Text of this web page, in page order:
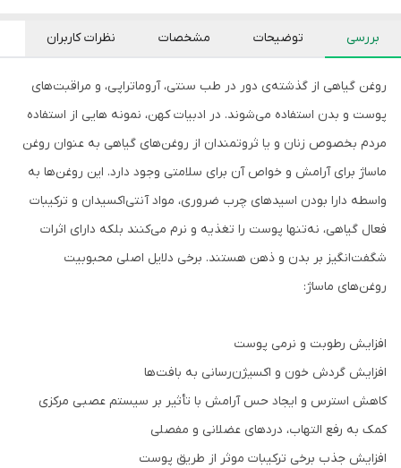
بررسی توضیحات مشخصات نظرات کاربران
روغن گیاهی از گذشته‌ی دور در طب سنتی، آروماتراپی، و مراقبت‌های
پوست و بدن استفاده می‌شوند. در ادبیات کهن، نمونه هایی از استفاده
مردم بخصوص زنان و یا ثروتمندان از روغن‌های گیاهی به عنوان روغن
ماساژ برای آرامش و خواص آن برای سلامتی وجود دارد. این روغن‌ها به
واسطه دارا بودن اسیدهای چرب ضروری، مواد آنتی‌اکسیدان و ترکیبات
فعال گیاهی، نه‌تنها پوست را تغذیه و نرم می‌کنند بلکه دارای اثرات
شگفت‌انگیز بر بدن و ذهن هستند. برخی دلایل اصلی محبوبیت
روغن‌های ماساژ:
افزایش رطوبت و نرمی پوست
افزایش گردش خون و اکسیژن‌رسانی به بافت‌ها
کاهش استرس و ایجاد حس آرامش با تأثیر بر سیستم عصبی مرکزی
کمک به رفع التهاب، دردهای عضلانی و مفصلی
افزایش جذب برخی ترکیبات موثر از طریق پوست